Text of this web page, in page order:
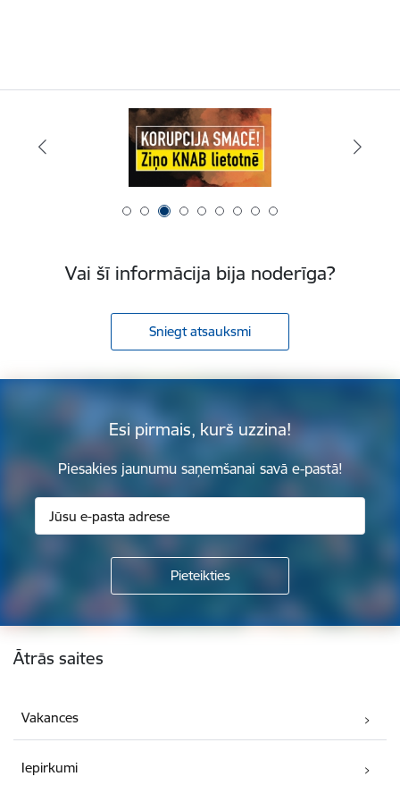
Vai šī informācija bija noderīga?
Sniegt atsauksmi
Esi pirmais, kurš uzzina!
Piesakies jaunumu saņemšanai savā e-pastā!
Kājene
Ātrās saites
Vakances
Iepirkumi